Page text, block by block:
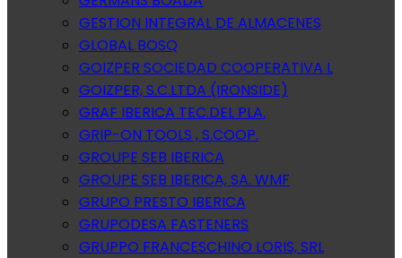
GESTION INTEGRAL DE ALMACENES
GLOBAL BOSQ
GOIZPER SOCIEDAD COOPERATIVA L
GOIZPER, S.C.LTDA (IRONSIDE)
GRAF IBERICA TEC.DEL PLA.
GRIP-ON TOOLS , S.COOP.
GROUPE SEB IBERICA
GROUPE SEB IBERICA, SA. WMF
GRUPO PRESTO IBERICA
GRUPODESA FASTENERS
GRUPPO FRANCESCHINO LORIS, SRL